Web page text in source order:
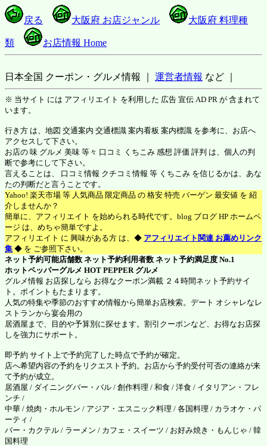
戻る 大阪府 お店ジャンル 大阪府 料理種
類 お店情報 Home
日本全国 クーポン・グルメ情報 ｜ 運営者情報 など ｜
※ 当サイト には アフィリエイト を利用した 広告 宣伝 AD PR が 含まれて
います。
行き方 は、地図 交通案内 交通標識 案内看板 案内標識 を参考に、お店へ
アクセスして下さい。
お店の 味 グルメ 美味 等々 口コミ くちこみ 感想 評価 評判 は、個人の判
断で参考にして下さい。
言えることは、 口コミ情報 クチコミ情報 等 くちこみ を信じるかは、あな
たの判断だと言うことです。
Yahoo! 楽天市場 等 人気商品 限定商品 の 格安 特売 バーゲン 最安値 を 紹
介しませんか？
簡単に、アフィリエイト を始められる時代です。blog ブログ HP ホームペ
ージ は、めちゃ簡単ですよ。
アフィリエイト に 興味がある方 は、◆ アフィリエイト関連 お薦めリンク
集 ◆ を ご参照下さい。
ネット予約可能店舗数 ネット予約利用者数 ネット予約満足度 No.1
ホットペッパーグルメ HOT PEPPER グルメ
グルメ情報 お店探しなら お得なクーポン満載 ２４時間ネット予約サイ
ト。ポイントもたまります。
人気の特集や季節のおすすめ情報から簡単お店検索。デート オシャレなレ
ストランから宴会用の
居酒屋まで、目的や予算別に探せます。割引クーポンなど、お得なお店探
しを強力にサポート。
即予約 サイト上で予約完了した時点で予約が確定。
店へ希望内容の予約をリクエスト予約。お店から予約受付可否の連絡が来
て予約が成立。
居酒屋 / ダイニングバー・バル / 創作料理 / 和食 / 洋食 / イタリアン・フレ
ンチ /
中華 / 焼肉・ホルモン / アジア・エスニック料理 / 各国料理 / カラオケ・パ
ーティ /
バー・カクテル / ラーメン / カフェ・スイーツ / お好み焼き・もんじゃ / 韓
国料理